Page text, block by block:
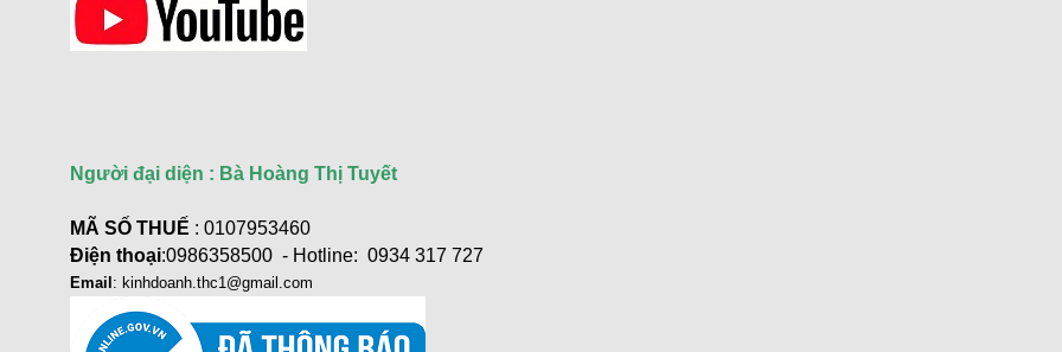
Người đại diện : Bà Hoàng Thị Tuyết
MÃ SỐ THUẾ : 0107953460
Điện thoại:0986358500 - Hotline: 0934 317 727
Email : kinhdoanh.thc1@gmail.com